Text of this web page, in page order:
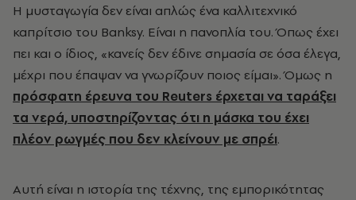
Η μυσταγωγία δεν είναι απλώς ένα καλλιτεχνικό
καπρίτσιο του Banksy. Είναι η πανοπλία του. Όπως έχει
πει και ο ίδιος, «κανείς δεν έδινε σημασία σε όσα έλεγα,
μέχρι που έπαψαν να γνωρίζουν ποιος είμαι». Όμως η
πρόσφατη έρευνα του Reuters έρχεται να ταράξει
τα νερά, υποστηρίζοντας ότι η μάσκα του έχει
πλέον ρωγμές που δεν κλείνουν με σπρέι.
Αυτή είναι η ιστορία της τέχνης, της εμπορικότητας